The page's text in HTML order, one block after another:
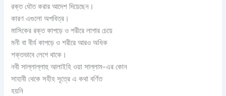
রক্ত ধৌত করার আদেশ দিয়েছেন।
কারণ এগুলো অপবিত্র।
মাসিকের রক্ত কাপড়ে ও শরীরে লাগার চেয়ে
মনী বা বীর্য কাপড়ে ও শরীরে আরও অধিক
শক্তভাবে লেগে থাকে।
নবী সাল্লাল্লাহু আলাইহি ওয়া সাল্লাম-এর কোন
সাহাবী থেকে সহীহ সূত্রে এ কথা বর্ণিত
হয়নি